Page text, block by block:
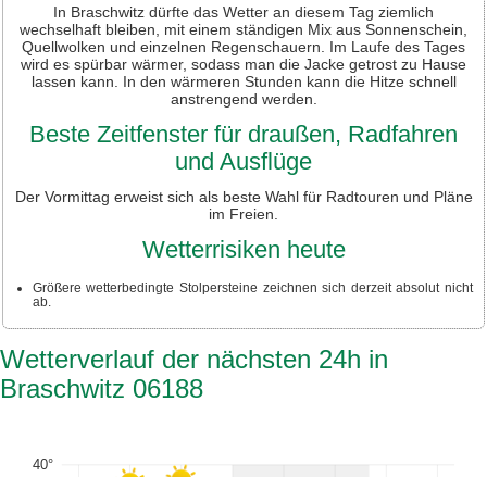
In Braschwitz dürfte das Wetter an diesem Tag ziemlich
wechselhaft bleiben, mit einem ständigen Mix aus Sonnenschein,
Quellwolken und einzelnen Regenschauern. Im Laufe des Tages
wird es spürbar wärmer, sodass man die Jacke getrost zu Hause
lassen kann. In den wärmeren Stunden kann die Hitze schnell
anstrengend werden.
Beste Zeitfenster für draußen, Radfahren
und Ausflüge
Der Vormittag erweist sich als beste Wahl für Radtouren und Pläne
im Freien.
Wetterrisiken heute
Größere wetterbedingte Stolpersteine zeichnen sich derzeit absolut nicht
ab.
Wetterverlauf der nächsten 24h in
Braschwitz 06188
40°